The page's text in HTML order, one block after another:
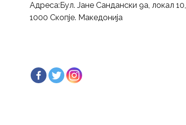
Адреса:Бул. Јане Сандански 9а, локал 10,
1000 Скопје. Македонија